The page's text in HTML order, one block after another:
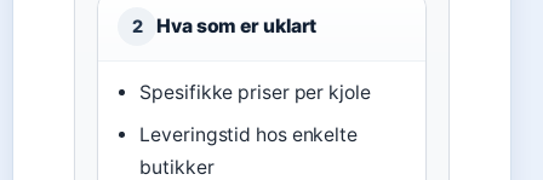
2 Hva som er uklart
Spesifikke priser per kjole
Leveringstid hos enkelte
butikker